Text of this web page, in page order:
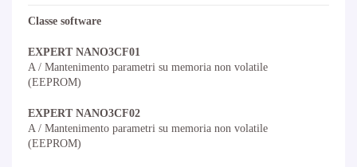
Classe software
EXPERT NANO3CF01
A / Mantenimento parametri su memoria non volatile
(EEPROM)
EXPERT NANO3CF02
A / Mantenimento parametri su memoria non volatile
(EEPROM)